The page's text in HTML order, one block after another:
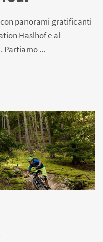
panorami gratificanti
Haslhof e al
Partiamo ...